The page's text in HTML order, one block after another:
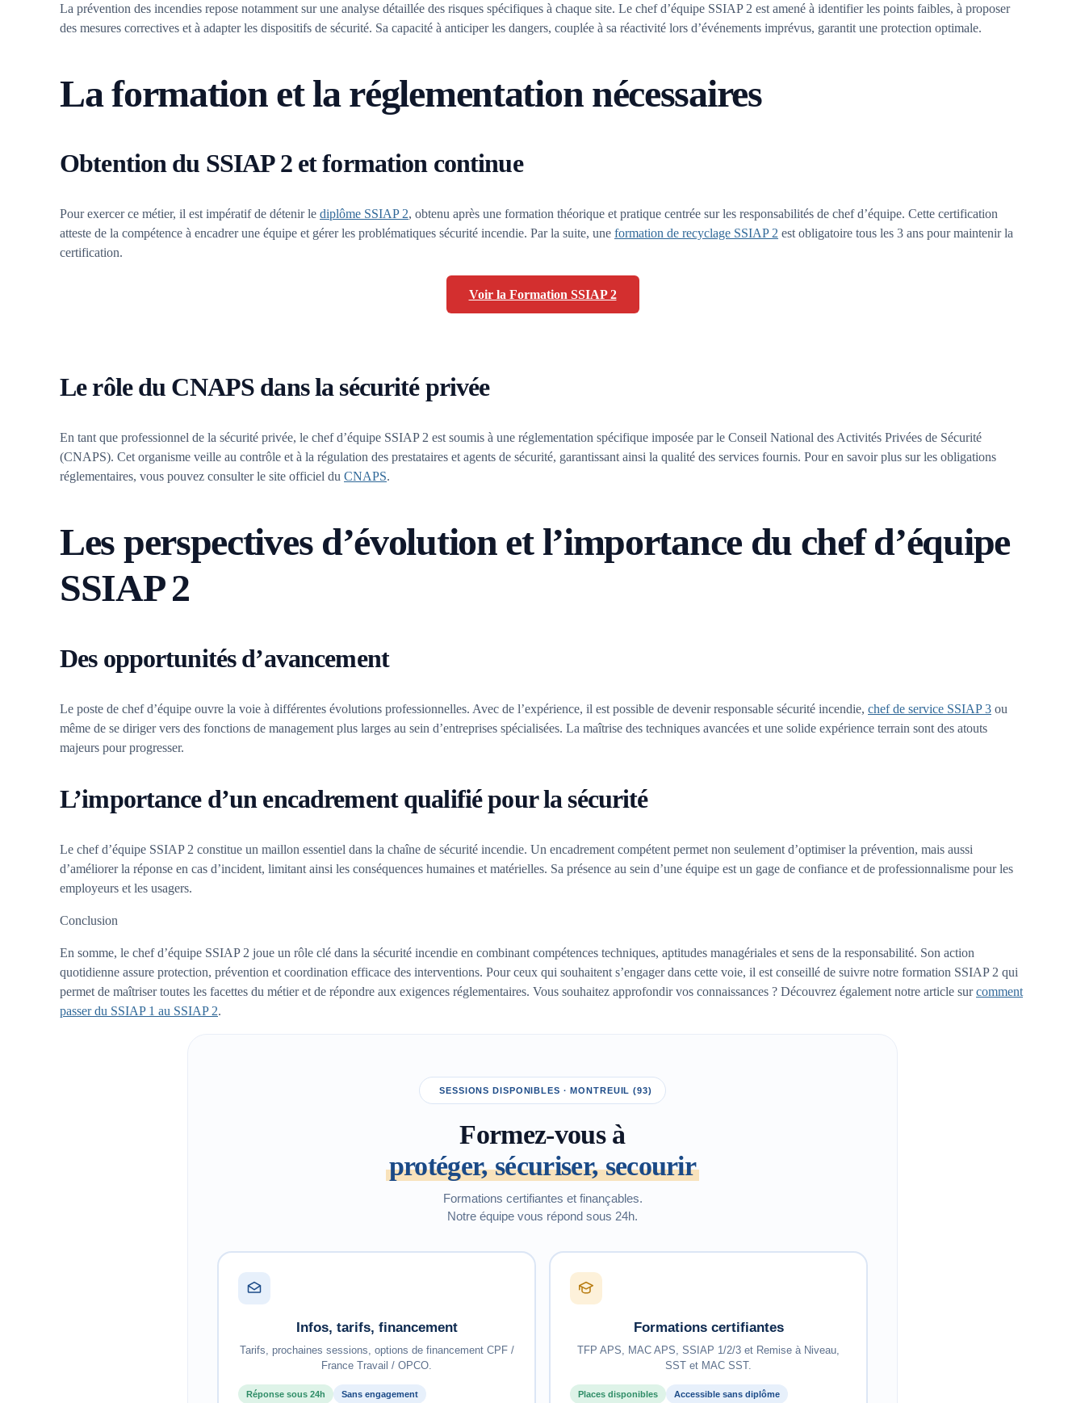
La prévention des incendies repose notamment sur une analyse détaillée des risques spécifiques à chaque site. Le chef d’équipe SSIAP 2 est amené à identifier les points faibles, à proposer
des mesures correctives et à adapter les dispositifs de sécurité. Sa capacité à anticiper les dangers, couplée à sa réactivité lors d’événements imprévus, garantit une protection optimale.
La formation et la réglementation nécessaires
Obtention du SSIAP 2 et formation continue
Pour exercer ce métier, il est impératif de détenir le diplôme SSIAP 2, obtenu après une formation théorique et pratique centrée sur les responsabilités de chef d’équipe. Cette certification
atteste de la compétence à encadrer une équipe et gérer les problématiques sécurité incendie. Par la suite, une formation de recyclage SSIAP 2 est obligatoire tous les 3 ans pour maintenir la
certification.
Voir la Formation SSIAP 2
Le rôle du CNAPS dans la sécurité privée
En tant que professionnel de la sécurité privée, le chef d’équipe SSIAP 2 est soumis à une réglementation spécifique imposée par le Conseil National des Activités Privées de Sécurité
(CNAPS). Cet organisme veille au contrôle et à la régulation des prestataires et agents de sécurité, garantissant ainsi la qualité des services fournis. Pour en savoir plus sur les obligations
réglementaires, vous pouvez consulter le site officiel du CNAPS.
Les perspectives d’évolution et l’importance du chef d’équipe
SSIAP 2
Des opportunités d’avancement
Le poste de chef d’équipe ouvre la voie à différentes évolutions professionnelles. Avec de l’expérience, il est possible de devenir responsable sécurité incendie, chef de service SSIAP 3 ou
même de se diriger vers des fonctions de management plus larges au sein d’entreprises spécialisées. La maîtrise des techniques avancées et une solide expérience terrain sont des atouts
majeurs pour progresser.
L’importance d’un encadrement qualifié pour la sécurité
Le chef d’équipe SSIAP 2 constitue un maillon essentiel dans la chaîne de sécurité incendie. Un encadrement compétent permet non seulement d’optimiser la prévention, mais aussi
d’améliorer la réponse en cas d’incident, limitant ainsi les conséquences humaines et matérielles. Sa présence au sein d’une équipe est un gage de confiance et de professionnalisme pour les
employeurs et les usagers.
Conclusion
En somme, le chef d’équipe SSIAP 2 joue un rôle clé dans la sécurité incendie en combinant compétences techniques, aptitudes managériales et sens de la responsabilité. Son action
quotidienne assure protection, prévention et coordination efficace des interventions. Pour ceux qui souhaitent s’engager dans cette voie, il est conseillé de suivre notre formation SSIAP 2 qui
permet de maîtriser toutes les facettes du métier et de répondre aux exigences réglementaires. Vous souhaitez approfondir vos connaissances ? Découvrez également notre article surcomment
passer du SSIAP 1 au SSIAP 2.
SESSIONS DISPONIBLES · MONTREUIL (93)
Formez-vous à
protéger, sécuriser, secourir
Formations certifiantes et finançables.
Notre équipe vous répond sous 24h.
Infos, tarifs, financement
Tarifs, prochaines sessions, options de financement CPF /
France Travail / OPCO.
Réponse sous 24h Sans engagement
Formations certifiantes
TFP APS, MAC APS, SSIAP 1/2/3 et Remise à Niveau,
SST et MAC SST.
Places disponibles Accessible sans diplôme